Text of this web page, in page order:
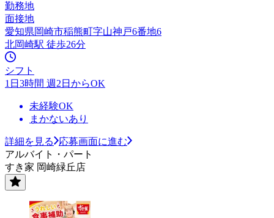
勤務地
面接地
愛知県岡崎市稲熊町字山神戸6番地6
北岡崎駅 徒歩26分
シフト
1日3時間 週2日からOK
未経験OK
まかないあり
詳細を見る
応募画面に進む
アルバイト・パート
すき家 岡崎緑丘店